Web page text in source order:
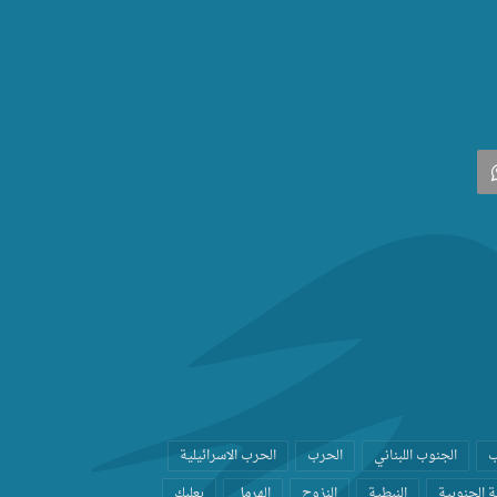
واتساب
الجنوب اللبناني الحرب
الحرب الاسرائيلية